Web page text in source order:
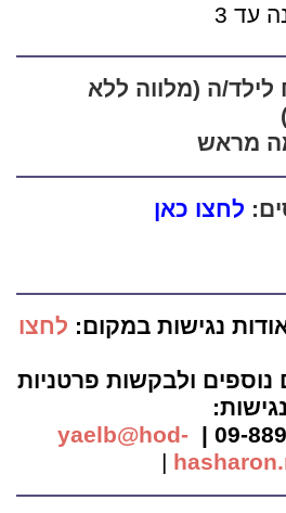
עד 3
לילד/ה (מלווה ללא
מראש
לחצו כאן
נגישות במקום: לחצו
נוספים ולבקשות פרטניות
09-
yaelb@hod-
|